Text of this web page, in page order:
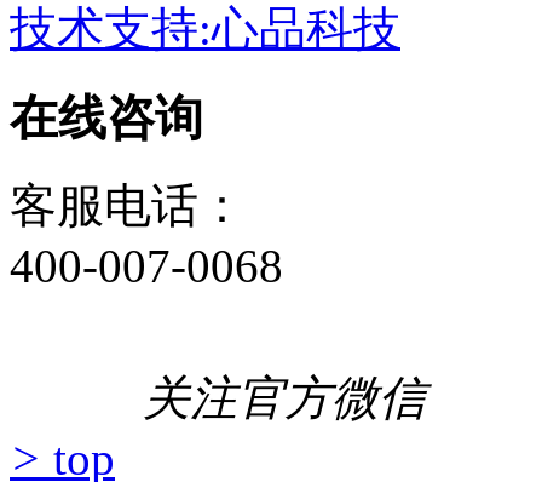
技术支持:心品科技
在线咨询
客服电话：
400-007-0068
关注官方微信
> top